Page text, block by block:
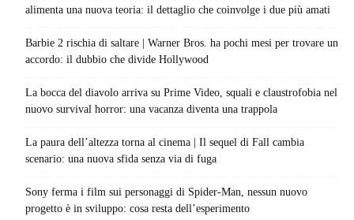
alimenta una nuova teoria: il dettaglio che coinvolge i due più amati
Barbie 2 rischia di saltare | Warner Bros. ha pochi mesi per trovare un
accordo: il dubbio che divide Hollywood
La bocca del diavolo arriva su Prime Video, squali e claustrofobia nel
nuovo survival horror: una vacanza diventa una trappola
La paura dell’altezza torna al cinema | Il sequel di Fall cambia
scenario: una nuova sfida senza via di fuga
Sony ferma i film sui personaggi di Spider-Man, nessun nuovo
progetto è in sviluppo: cosa resta dell’esperimento